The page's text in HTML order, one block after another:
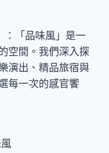
「品味風」是一
空間。我們深入探
演出、精品旅宿與
每一次的感官饗